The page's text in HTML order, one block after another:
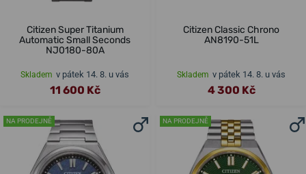
Citizen Super Titanium
Automatic Small Seconds
NJ0180-80A
Skladem v pátek 14. 8. u vás
11 600 Kč
Citizen Classic Chrono
AN8190-51L
Skladem v pátek 14. 8. u vás
4 300 Kč
NA PRODEJNĚ NA PRODEJNĚ